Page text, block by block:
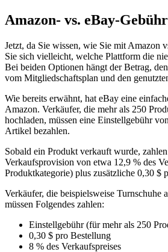
Amazon- vs. eBay-
Jetzt, da Sie wissen, wie Sie mit Amazon
Sie sich vielleicht, welche Plattform die
Bei beiden Optionen hängt der Betrag,
vom Mitgliedschaftsplan und den
Wie bereits erwähnt, hat eBay eine
Amazon. Verkäufer, die mehr als 250
hochladen, müssen eine Einstellgebühr
Artikel bezahlen.
Sobald ein Produkt verkauft wurde,
Verkaufsprovision von etwa 12,9 % des
Produktkategorie) plus zusätzliche 0,30 $
Verkäufer, die beispielsweise Turnschuhe
müssen Folgendes zahlen:
Einstellgebühr (für mehr als 250
0,30 $ pro Bestellung
8 % des Verkaufspreises